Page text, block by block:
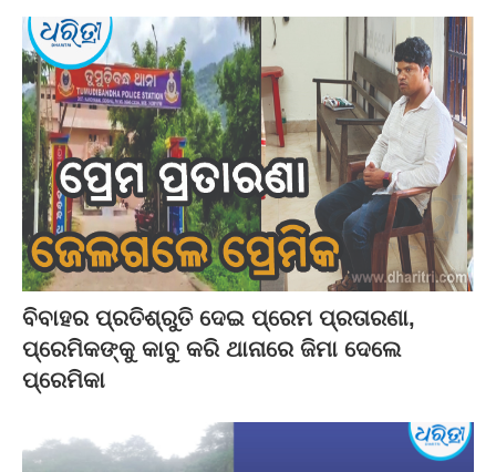
ବିବାହର ପ୍ରତିଶ୍ରୁତି ଦେଇ ପ୍ରେମ ପ୍ରତାରଣା,
ପ୍ରେମିକଙ୍କୁ କାବୁ କରି ଥାନାରେ ଜିମା ଦେଲେ
ପ୍ରେମିକା